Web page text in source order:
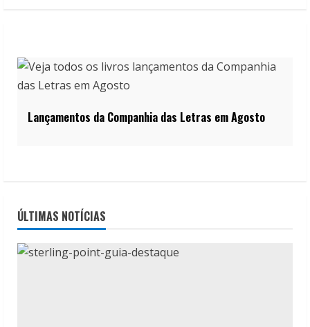
Lançamentos da Companhia das Letras em Agosto
ÚLTIMAS NOTÍCIAS